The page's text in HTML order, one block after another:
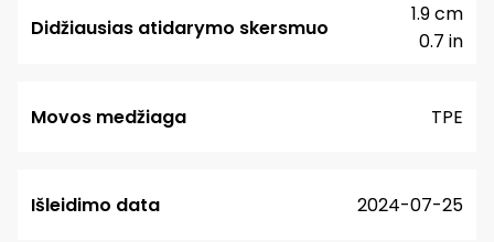
Didžiausias atidarymo skersmuo
0.7 in
1.9 cm
Movos medžiaga TPE
Išleidimo data 2024-07-25